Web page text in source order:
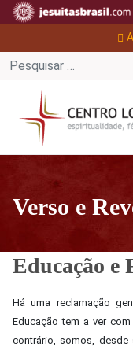
Verso e
Educação e
Há uma reclamação
Educação tem a ver
contrário, somos,